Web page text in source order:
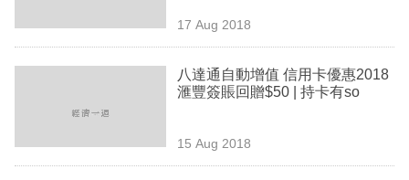
17 Aug 2018
八達通自動增值 信用卡優惠2018
滙豐簽賬回贈$50 | 持卡有so
15 Aug 2018